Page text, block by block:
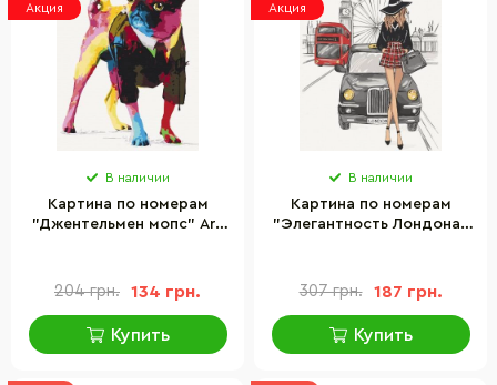
Акция
В наличии
Картина по номерам
"Джентельмен мопс" Art
204 грн. 134 грн.
Купить
Акция
В наличии
Картина по номерам
"Элегантность Лондона"
307 грн. 187 грн.
Купить